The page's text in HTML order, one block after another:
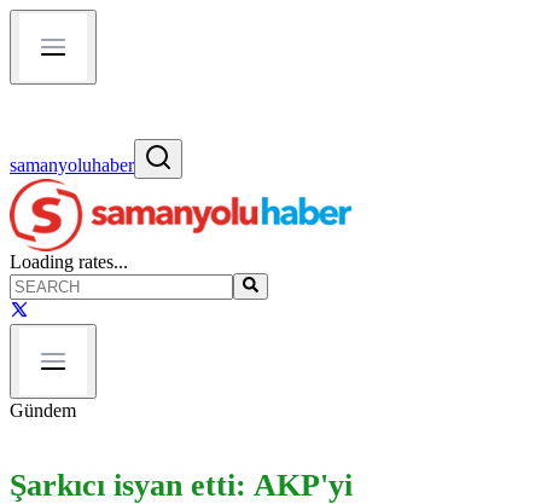
samanyoluhaber
Loading rates...
Gündem
Şarkıcı isyan etti: AKP'yi